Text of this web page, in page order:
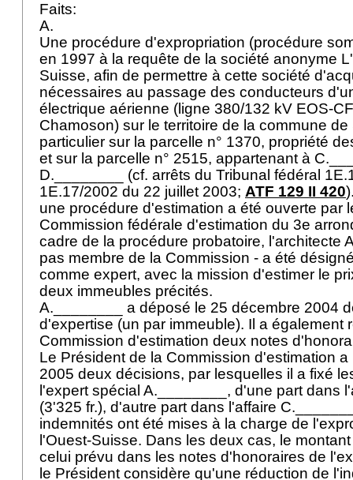
Faits:
A.
Une procédure d'expropriation (procédure
en 1997 à la requête de la société anonyme
Suisse, afin de permettre à cette société
nécessaires au passage des conducteurs
électrique aérienne (ligne 380/132 kV EOS-
Chamoson) sur le territoire de la commune
particulier sur la parcelle n° 1370, propriété
et sur la parcelle n° 2515, appartenant à
D.________ (cf. arrêts du Tribunal fédéral
1E.17/2002 du 22 juillet 2003; ATF 129 II 420
une procédure d'estimation a été ouverte par
Commission fédérale d'estimation du 3e
cadre de la procédure probatoire, l'architecte
pas membre de la Commission - a été
comme expert, avec la mission d'estimer le
deux immeubles précités.
A.________ a déposé le 25 décembre 2004
d'expertise (un par immeuble). Il a également
Commission d'estimation deux notes
Le Président de la Commission d'estimation
2005 deux décisions, par lesquelles il a fixé
l'expert spécial A.________, d'une part dans
(3'325 fr.), d'autre part dans l'affaire
indemnités ont été mises à la charge de
l'Ouest-Suisse. Dans les deux cas, le
celui prévu dans les notes d'honoraires de
le Président considère qu'une réduction de